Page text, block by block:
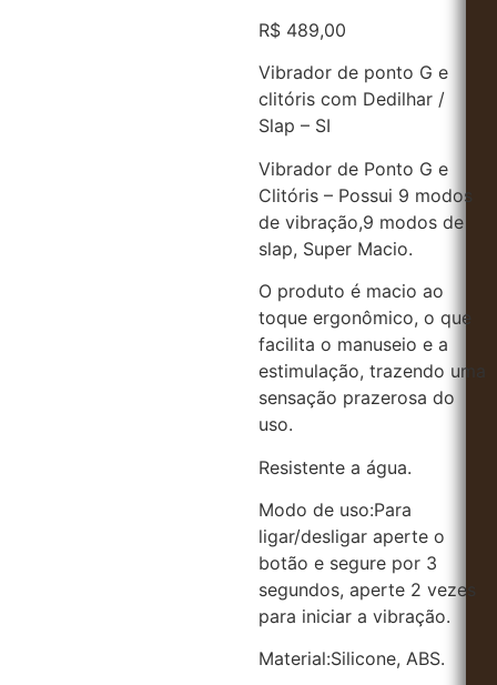
R$489,00
Vibrador de ponto G e
clitóris com Dedilhar /
Slap – SI
Vibrador de Ponto G e
Clitóris – Possui 9 modos
de vibração,9 modos de
slap, Super Macio.
O produto é macio ao
toque ergonômico, o que
facilita o manuseio e a
estimulação, trazendo uma
sensação prazerosa do
uso.
Resistente a água.
Modo de uso:Para
ligar/desligar aperte o
botão e segure por 3
segundos, aperte 2 vezes
para iniciar a vibração.
Material:Silicone, ABS.